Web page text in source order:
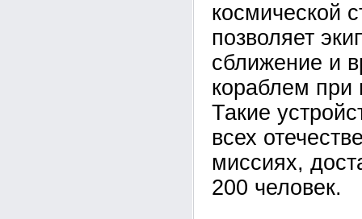
космической
позволяет
сближение и
кораблем при
Такие
всех
миссиях,
200 человек.